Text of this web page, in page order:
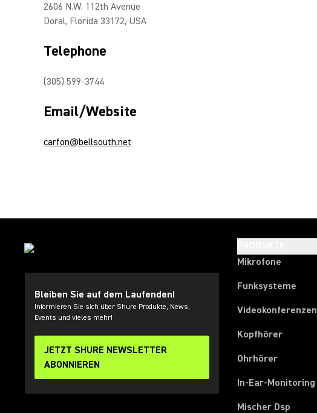
2606 N.W. 112th Avenue
Doral, Florida 33172, USA
Telephone
(305) 599-3744
Email/Website
carfon@bellsouth.net
Bleiben Sie auf dem Laufenden!
Informieren Sie sich über Shure Produkte, News,
Events und vieles mehr!
JETZT SHURE NEWSLETTER
ABONNIEREN
Mikrofone
Funksysteme
Videokonferenzen
Kopfhörer
Ohrhörer
In-Ear-Monitoring
Mischer Dsp